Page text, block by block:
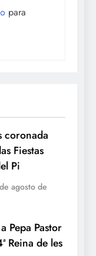
para
coronada
Fiestas
Pi
agosto de
Pepa Pastor
Reina de les